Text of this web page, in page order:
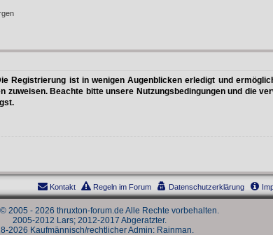
Registrierung ist in wenigen Augenblicken erledigt und
Beachte bitte unsere Nutzungsbedingungen und die
Datenschutzerklärung
Regeln im Forum
Kontakt
2005 - 2026 thruxton-forum.de Alle Rechte vorbehalten.
2005-2012 Lars; 2012-2017 Abgeratzter.
2026 Kaufmännisch/rechtlicher Admin: Rainman.